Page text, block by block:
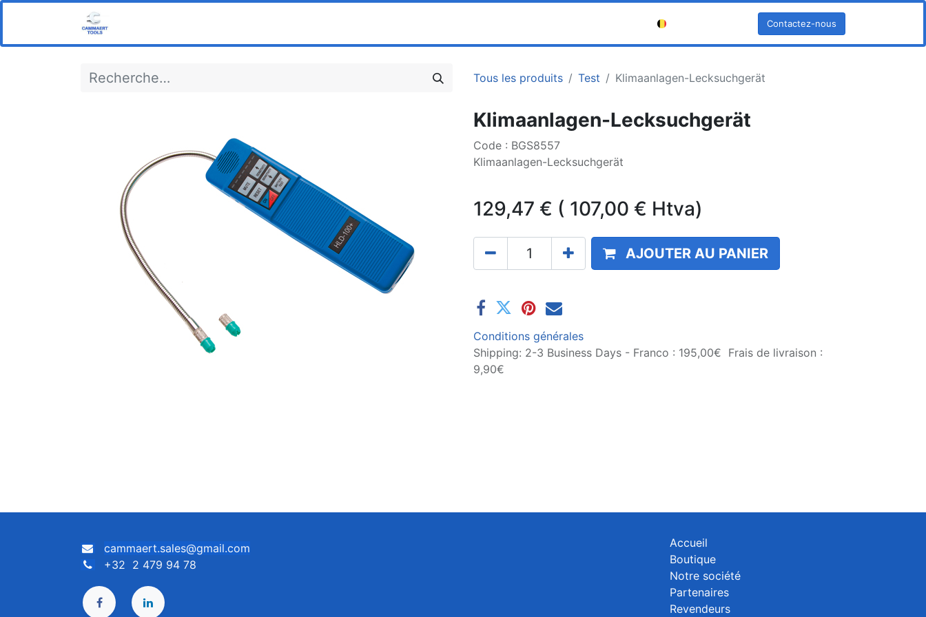
Contactez-nous
Tous les produits Test Klimaanlagen-Lecksuchgerät
Klimaanlagen-Lecksuchgerät
Code : BGS8557
Klimaanlagen-Lecksuchgerät
129,47 € ( 107,00 € Htva)
AJOUTER AU PANIER
Conditions générales
Shipping: 2-3 Business Days - Franco : 195,00€ Frais de livraison :
9,90€
cammaert.sales@gmail.com
+32 2 479 94 78
Accueil
Boutique
Notre société
Partenaires
Revendeurs